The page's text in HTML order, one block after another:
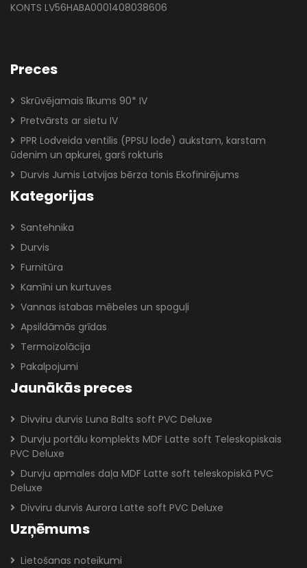
KONTS LV56HABA0001408038606
Preces
Skrūvējamais līkums 90* IV
Pretvārsts ar sietu IV
PPR Lodveida ventilis (PPSU lode) aukstam, karstam
ūdenim un apkurei, garš rokturis
Durvis Jumis Latvijas bērza tonis Ekofinirējums
Kategorijas
Santehnika
Durvis
Furnitūra
Kamīni un kurtuves
Vannas istabas mēbeles un spoguļi
Apsildāmās grīdas
Termoizolācija
Pakalpojumi
Jaunākās preces
Divviru durvis Luna Balts soft PVC Deluxe
Durvju portālu komplekts MDF Latte soft Teleskopiskais
PVC Deluxe
Durvju apmales daļa MDF Latte soft teleskopiskā PVC
Deluxe
Divviru durvis Aurora Latte soft PVC Deluxe
Uzņēmums
Lietošanas noteikumi